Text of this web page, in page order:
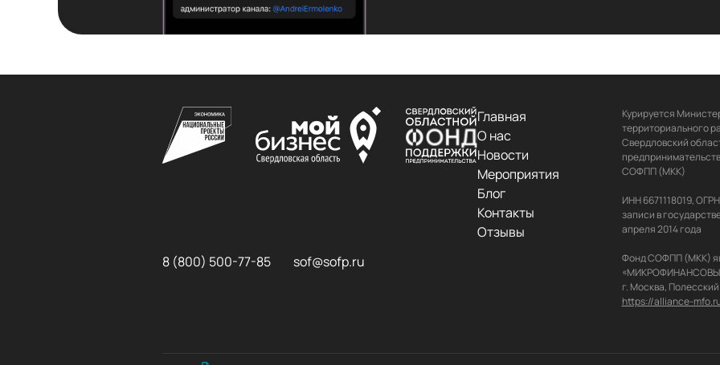
8 (800) 500-77-85 sof@sofp.ru
Главная
О нас
Новости
Мероприятия
Блог
Контакты
Отзывы
Курируется
территориального
Свердловский
СОФПП (МКК)
ИНН 6671118019,
записи в
апреля 2014 года
Фонд СОФПП (МКК)
«МИКРОФИНАНСОВЫЙ
https://alliance-